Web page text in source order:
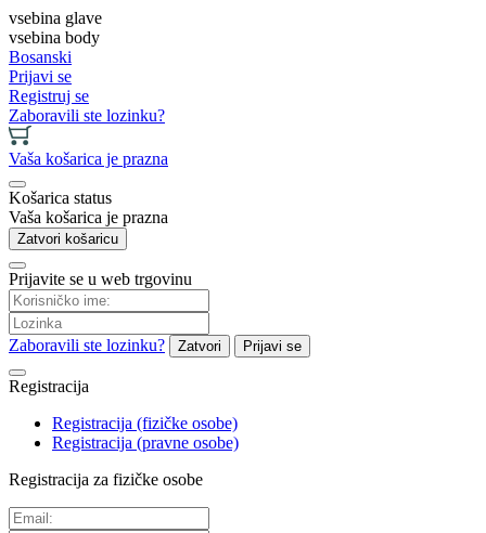
vsebina glave
vsebina body
Bosanski
Prijavi se
Registruj se
Zaboravili ste lozinku?
Vaša košarica je prazna
Košarica status
Vaša košarica je prazna
Zatvori košaricu
Prijavite se u web trgovinu
Zaboravili ste lozinku? Zatvori Prijavi se
Registracija
Registracija (fizičke osobe)
Registracija (pravne osobe)
Registracija za fizičke osobe